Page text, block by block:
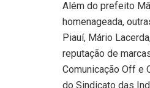
Além do prefeito
homenageada,
Piauí, Mário
reputação de
Comunicação Off e
do Sindicato das